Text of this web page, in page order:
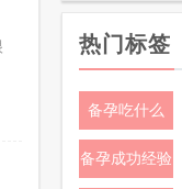
热门标签
备孕吃什么
备孕成功经验